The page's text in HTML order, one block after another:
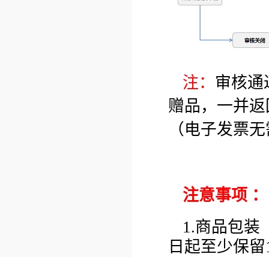
注： 审核通
赠品，一并
（电子发票
注意事项 ：
1.商品包装
日起至少保